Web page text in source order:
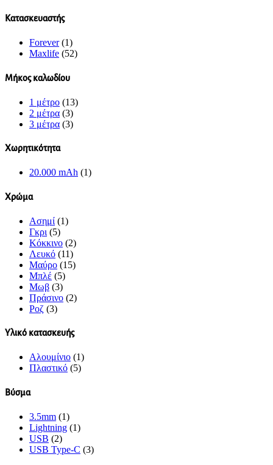
Κατασκευαστής
Forever (1)
Maxlife (52)
Μήκος καλωδίου
1 μέτρο (13)
2 μέτρα (3)
3 μέτρα (3)
Χωρητικότητα
20.000 mAh (1)
Χρώμα
Ασημί (1)
Γκρι (5)
Κόκκινο (2)
Λευκό (11)
Μαύρο (15)
Μπλέ (5)
Μωβ (3)
Πράσινο (2)
Ροζ (3)
Υλικό κατασκευής
Αλουμίνιο (1)
Πλαστικό (5)
Βύσμα
3.5mm (1)
Lightning (1)
USB (2)
USB Type-C (3)